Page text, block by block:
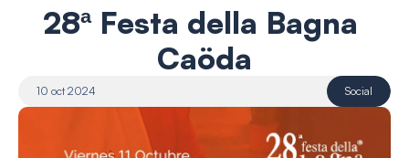
28ª Festa della Bagna
Caöda
10 oct 2024 Social